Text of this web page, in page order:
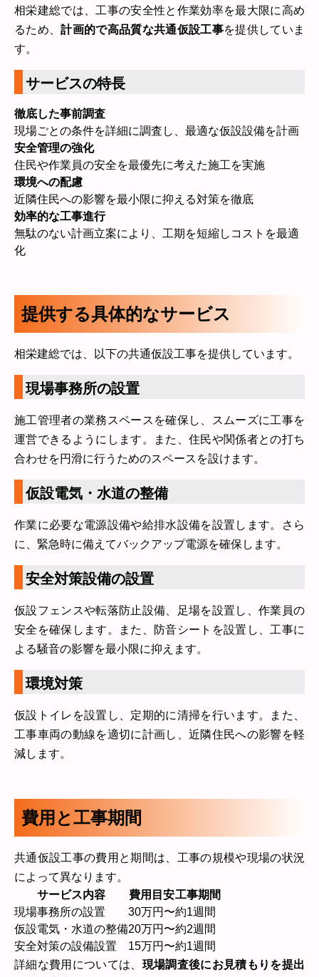
相栄建総では、工事の安全性と作業効率を最大限に高め
るため、計画的で高品質な共通仮設工事を提供していま
す。
サービスの特長
徹底した事前調査
現場ごとの条件を詳細に調査し、最適な仮設設備を計画
安全管理の強化
住民や作業員の安全を最優先に考えた施工を実施
環境への配慮
近隣住民への影響を最小限に抑える対策を徹底
効率的な工事進行
無駄のない計画立案により、工期を短縮しコストを最適
化
提供する具体的なサービス
相栄建総では、以下の共通仮設工事を提供しています。
現場事務所の設置
施工管理者の業務スペースを確保し、スムーズに工事を
運営できるようにします。また、住民や関係者との打ち
合わせを円滑に行うためのスペースを設けます。
仮設電気・水道の整備
作業に必要な電源設備や給排水設備を設置します。さら
に、緊急時に備えてバックアップ電源を確保します。
安全対策設備の設置
仮設フェンスや転落防止設備、足場を設置し、作業員の
安全を確保します。また、防音シートを設置し、工事に
よる騒音の影響を最小限に抑えます。
環境対策
仮設トイレを設置し、定期的に清掃を行います。また、
工事車両の動線を適切に計画し、近隣住民への影響を軽
減します。
費用と工事期間
共通仮設工事の費用と期間は、工事の規模や現場の状況
によって異なります。
サービス内容
費用目安工事期間
現場事務所の設置
30万円〜約1週間
仮設電気・水道の整備20万円〜約2週間
安全対策の設備設置
15万円〜約1週間
詳細な費用については、 現場調査後にお見積もりを提出